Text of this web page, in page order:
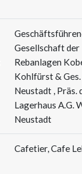
Gesellschaft der
Rebanlagen
Kohlfürst & Ges.
Neustadt , Präs.
Lagerhaus A.G.
Neustadt
Cafetier, Cafe